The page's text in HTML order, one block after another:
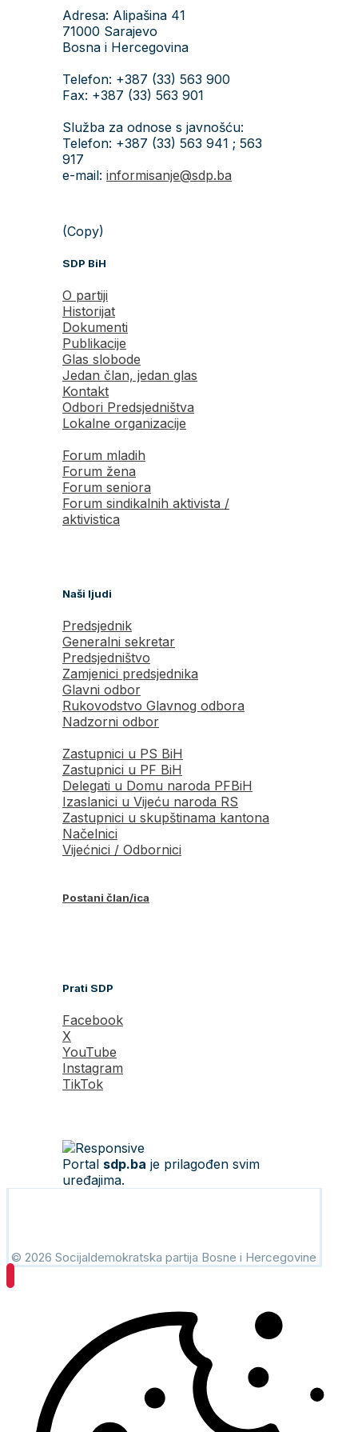
Adresa: Alipašina 41
71000 Sarajevo
Bosna i Hercegovina
Telefon: +387 (33) 563 900
Fax: +387 (33) 563 901
Služba za odnose s javnošću:
Telefon: +387 (33) 563 941 ; 563
917
e-mail: informisanje@sdp.ba
(Copy)
SDP BiH
O partiji
Historijat
Dokumenti
Publikacije
Glas slobode
Jedan član, jedan glas
Kontakt
Odbori Predsjedništva
Lokalne organizacije
Forum mladih
Forum žena
Forum seniora
Forum sindikalnih aktivista /
aktivistica
Naši ljudi
Predsjednik
Generalni sekretar
Predsjedništvo
Zamjenici predsjednika
Glavni odbor
Rukovodstvo Glavnog odbora
Nadzorni odbor
Zastupnici u PS BiH
Zastupnici u PF BiH
Delegati u Domu naroda PFBiH
Izaslanici u Vijeću naroda RS
Zastupnici u skupštinama kantona
Načelnici
Vijećnici / Odbornici
Postani član/ica
Prati SDP
Facebook
X
YouTube
Instagram
TikTok
Portal sdp.ba je prilagođen svim
uređajima.
© 2026 Socijaldemokratska partija Bosne i Hercegovine